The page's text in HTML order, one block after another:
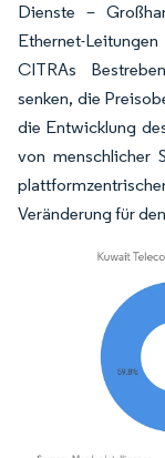
Dienste –
Ethernet-
CITRAs
senken, die
die Entwicklung
von menschlicher
Veränderung für